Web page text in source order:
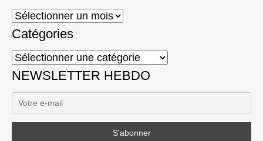
Archives
Catégories
Catégories
NEWSLETTER HEBDO